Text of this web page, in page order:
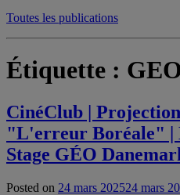
Toutes les publications
Étiquette :
CinéClub |
"L'erreur Boréale" |
Stage GÉO
Posted on 24 mars 202524 mars